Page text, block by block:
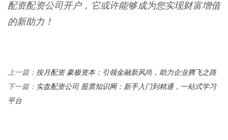
配资配资公司开户，它或许能够成为您实现财富增值
的新助力！
上一篇： 按月配资 豪极资本：引领金融新风尚，助力企业腾飞之路
下一篇： 实盘配资公司 股票知识网：新手入门到精通，一站式学习
平台